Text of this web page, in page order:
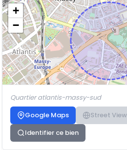
+
−
Quartier atlantis-massy-sud
Google Maps
Street View
Identifier ce bien